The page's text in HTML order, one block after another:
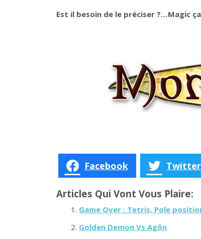
Est il besoin de le préciser ?…Magic
Facebook Twitter
Articles Qui Vont Vous Plaire:
Game Over : Tetris, Pole
Golden Demon Vs Agôn